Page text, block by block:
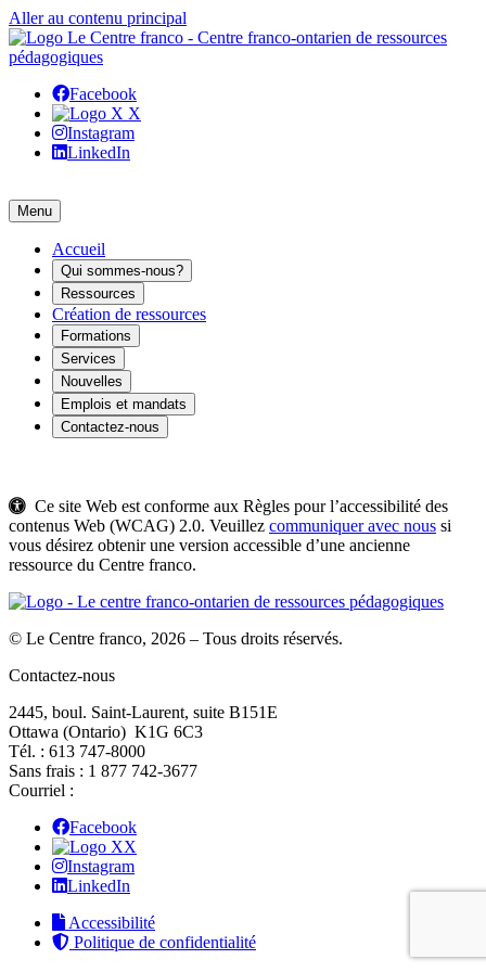
Aller au contenu principal
Facebook
X
Instagram
LinkedIn
Menu
Accueil
Qui sommes-nous?
Ressources
Création de ressources
Formations
Services
Nouvelles
Emplois et mandats
Contactez-nous
Ce site Web est conforme aux Règles pour l’accessibilité des
contenus Web (WCAG) 2.0. Veuillez communiquer avec nous si
vous désirez obtenir une version accessible d’une ancienne
ressource du Centre franco.
© Le Centre franco, 2026 – Tous droits réservés.
Contactez-nous
2445, boul. Saint-Laurent, suite B151E
Ottawa (Ontario) K1G 6C3
Tél. : 613 747‑8000
Sans frais : 1 877 742‑3677
Courriel :
Facebook
X
Instagram
LinkedIn
Accessibilité
Politique de confidentialité